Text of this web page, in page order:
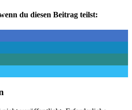
du diesen Beitrag teilst: